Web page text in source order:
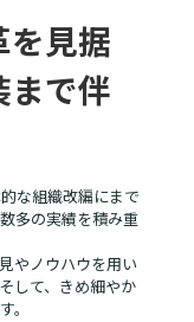
を見据
まで伴
な組織改編にまで
多の実績を積み重
やノウハウを用い
して、きめ細やか
。